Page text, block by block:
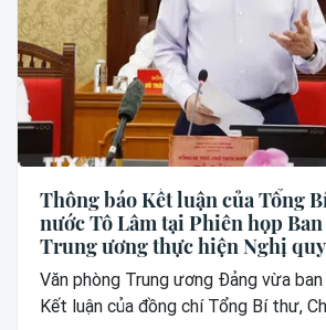
Thông báo Kết luận của Tổng
nước Tô Lâm tại Phiên họp
Trung ương thực hiện Nghị
Văn phòng Trung ương Đảng vừa
Kết luận của đồng chí Tổng Bí thư,